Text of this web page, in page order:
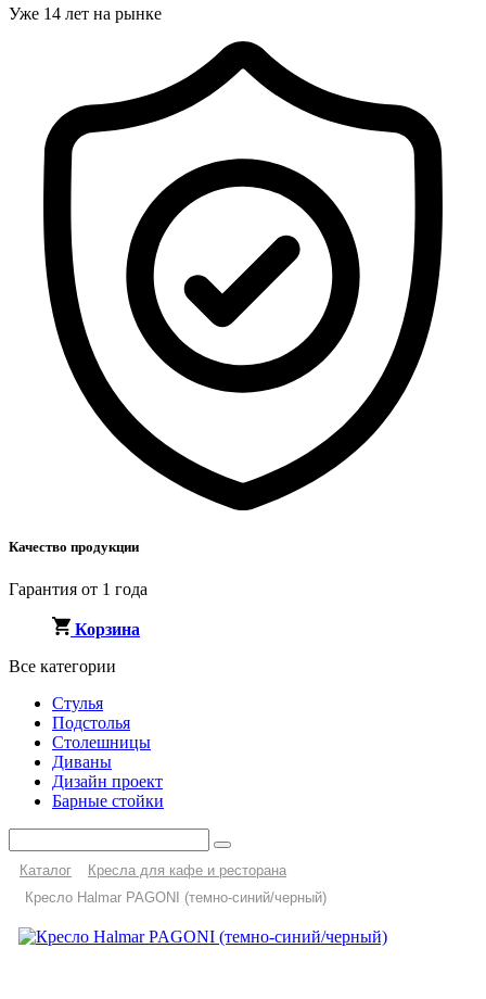
Уже 14 лет на рынке
Качество продукции
Гарантия от 1 года
Корзина
Все категории
Стулья
Подстолья
Столешницы
Диваны
Дизайн проект
Барные стойки
Каталог
Кресла для кафе и ресторана
Кресло Halmar PAGONI (темно-синий/черный)